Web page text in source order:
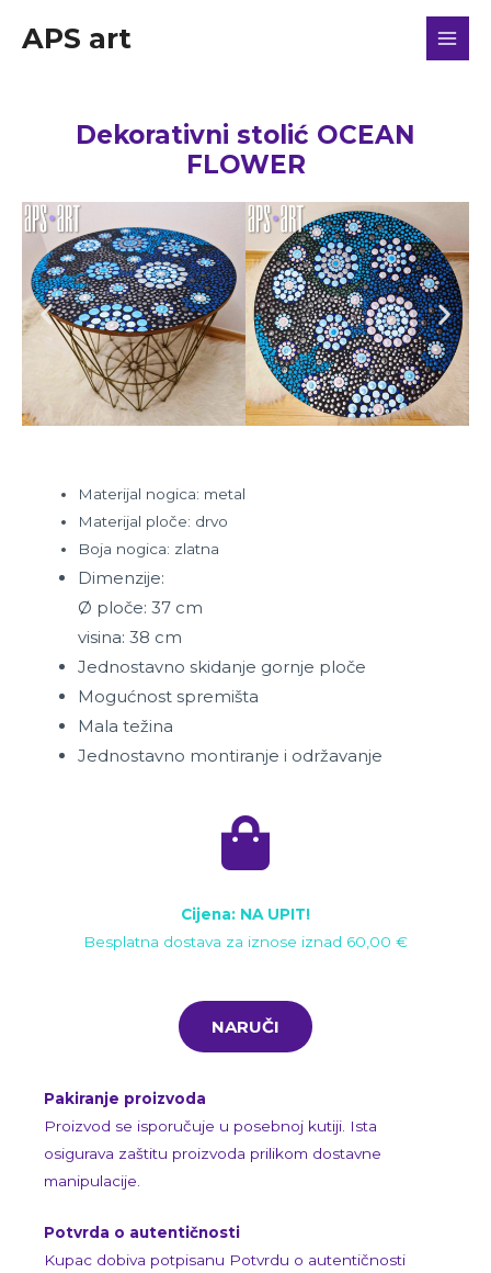
APS art
Dekorativni stolić OCEAN
FLOWER
Materijal nogica: metal
Materijal ploče: drvo
Boja nogica: zlatna
Dimenzije:
Ø ploče: 37 cm
visina: 38 cm
Jednostavno skidanje gornje ploče
Mogućnost spremišta
Mala težina
Jednostavno montiranje i održavanje
Cijena: NA UPIT!
Besplatna dostava za iznose iznad 60,00 €
NARUČI
Pakiranje proizvoda
Proizvod se isporučuje u posebnoj kutiji. Ista
osigurava zaštitu proizvoda prilikom dostavne
manipulacije.
Potvrda o autentičnosti
Kupac dobiva potpisanu Potvrdu o autentičnosti